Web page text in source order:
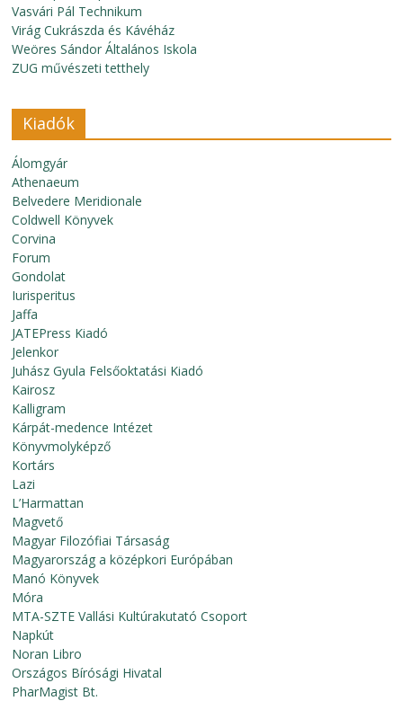
Vasvári Pál Technikum
Virág Cukrászda és Kávéház
Weöres Sándor Általános Iskola
ZUG művészeti tetthely
Kiadók
Álomgyár
Athenaeum
Belvedere Meridionale
Coldwell Könyvek
Corvina
Forum
Gondolat
Iurisperitus
Jaffa
JATEPress Kiadó
Jelenkor
Juhász Gyula Felsőoktatási Kiadó
Kairosz
Kalligram
Kárpát-medence Intézet
Könyvmolyképző
Kortárs
Lazi
L’Harmattan
Magvető
Magyar Filozófiai Társaság
Magyarország a középkori Európában
Manó Könyvek
Móra
MTA-SZTE Vallási Kultúrakutató Csoport
Napkút
Noran Libro
Országos Bírósági Hivatal
PharMagist Bt.